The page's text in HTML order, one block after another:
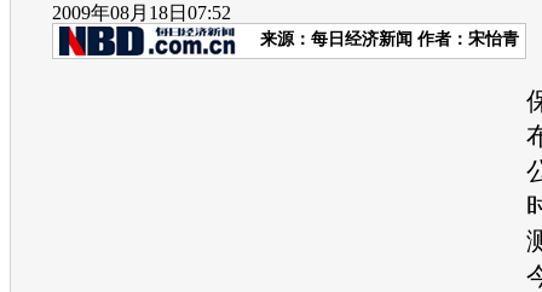
2009年08月18日07:52
来源： 每日经济新闻 作者：宋怡青